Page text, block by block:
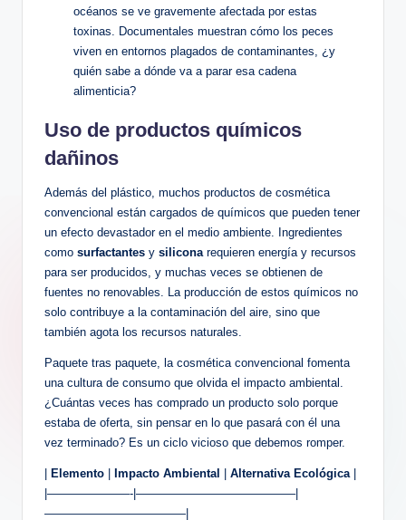
océanos se ve gravemente afectada por estas
toxinas. Documentales muestran cómo los peces
viven en entornos plagados de contaminantes, ¿y
quién sabe a dónde va a parar esa cadena
alimenticia?
Uso de productos químicos
dañinos
Además del plástico, muchos productos de cosmética
convencional están cargados de químicos que pueden tener
un efecto devastador en el medio ambiente. Ingredientes
como surfactantes y siliconarequieren energía y recursos
para ser producidos, y muchas veces se obtienen de
fuentes no renovables. La producción de estos químicos no
solo contribuye a la contaminación del aire, sino que
también agota los recursos naturales.
Paquete tras paquete, la cosmética convencional fomenta
una cultura de consumo que olvida el impacto ambiental.
¿Cuántas veces has comprado un producto solo porque
estaba de oferta, sin pensar en lo que pasará con él una
vez terminado? Es un ciclo vicioso que debemos romper.
Elemento Impacto Ambiental Alternativa Ecológica|
|———————-|—————————————–|
————————————|